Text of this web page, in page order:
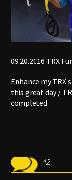
09.20.2016 TRX
Enhance my
this great day /
completed
42